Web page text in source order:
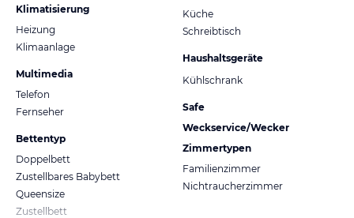
Klimatisierung
Heizung
Klimaanlage
Multimedia
Telefon
Fernseher
Bettentyp
Doppelbett
Zustellbares Babybett
Queensize
Zustellbett
Küche
Schreibtisch
Haushaltsgeräte
Kühlschrank
Safe
Weckservice/Wecker
Zimmertypen
Familienzimmer
Nichtraucherzimmer